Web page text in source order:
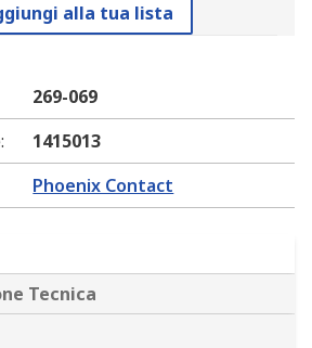
alla tua lista
269-069
:
1415013
Phoenix Contact
Tecnica